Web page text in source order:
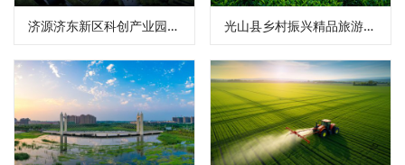
济源济东新区科创产业园项目 光山县乡村振兴精品旅游示范区PPP项目